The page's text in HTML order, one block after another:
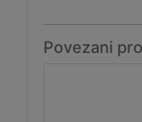
Povezani